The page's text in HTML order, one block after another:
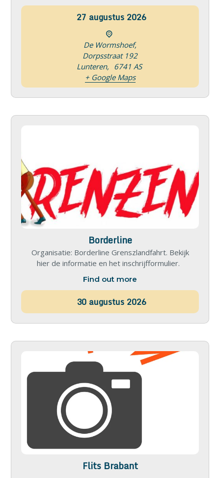
27 augustus 2026
De Wormshoef,
Dorpsstraat 192
Lunteren, 6741 AS
+ Google Maps
Borderline
Organisatie: Borderline Grenszlandfahrt. Bekijk
hier de informatie en het inschrijfformulier.
Find out more
30 augustus 2026
Flits Brabant